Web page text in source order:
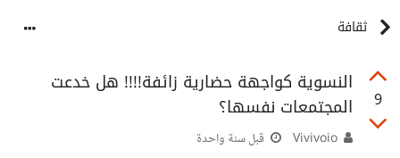
ثقافة
9
النسوية كواجهة حضارية زائفة!!!! هل خدعت
المجتمعات نفسها؟
قبل سنة واحدة